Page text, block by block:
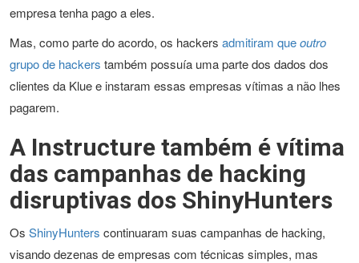
empresa tenha pago a eles.
Mas, como parte do acordo, os hackers admitiram queoutro
grupo de hackers também possuía uma parte dos dados dos
clientes da Klue e instaram essas empresas vítimas a não lhes
pagarem.
A Instructure também é vítima
das campanhas de hacking
disruptivas dos ShinyHunters
Os ShinyHunters continuaram suas campanhas de hacking,
visando dezenas de empresas com técnicas simples, mas